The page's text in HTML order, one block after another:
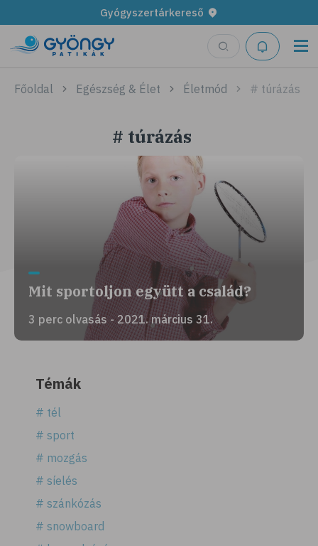
Gyógyszertárkereső
Főoldal Egészség & Élet Életmód # túrázás
# túrázás
Mit sportoljon együtt a család?
3 perc olvasás - 2021. március 31.
Témák
# tél
# sport
# mozgás
# síelés
# szánkózás
# snowboard